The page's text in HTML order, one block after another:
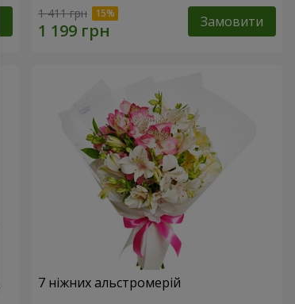
1 411 грн Замовити
7 ніжних альстромерій